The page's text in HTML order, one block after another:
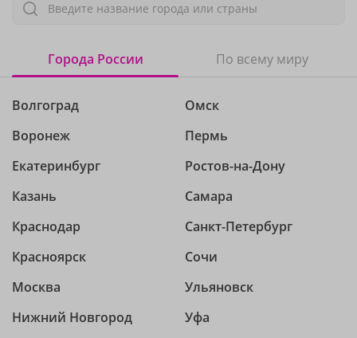
Введите название города или страны
Города России По всему миру
Волгоград
Воронеж
Екатеринбург
Казань
Краснодар
Красноярск
Москва
Нижний Новгород
Омск
Пермь
Ростов-на-Дону
Самара
Санкт-Петербург
Сочи
Ульяновск
Уфа